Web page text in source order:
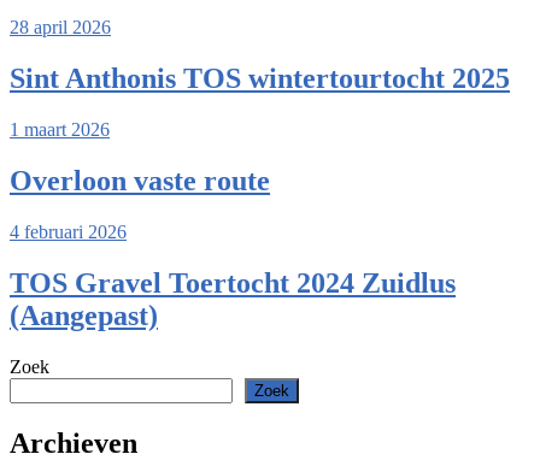
28 april 2026
Sint Anthonis TOS wintertourtocht 2025
1 maart 2026
Overloon vaste route
4 februari 2026
TOS Gravel Toertocht 2024 Zuidlus
(Aangepast)
Zoek
Zoek
Archieven